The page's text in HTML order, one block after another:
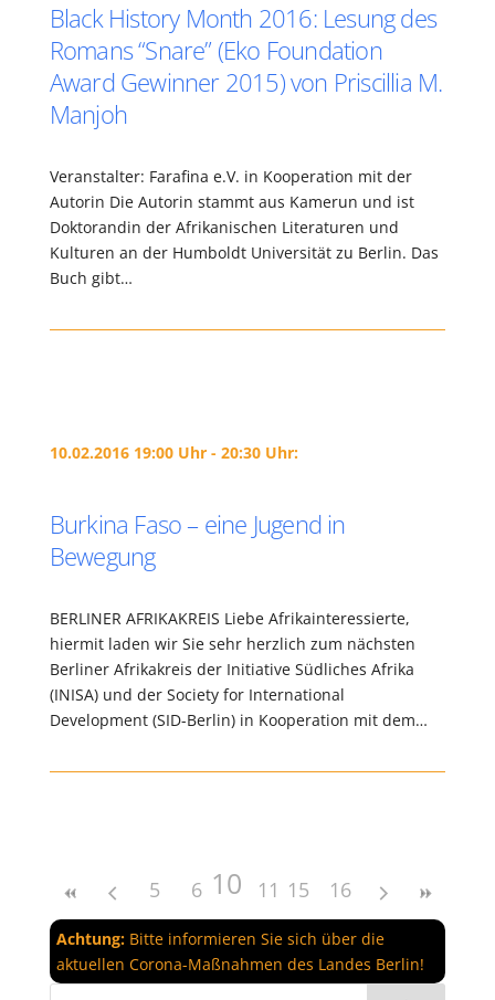
Black History Month 2016: Lesung des
Romans “Snare” (Eko Foundation
Award Gewinner 2015) von Priscillia M.
Manjoh
Veranstalter: Farafina e.V. in Kooperation mit der
Autorin Die Autorin stammt aus Kamerun und ist
Doktorandin der Afrikanischen Literaturen und
Kulturen an der Humboldt Universität zu Berlin. Das
Buch gibt…
10.02.2016 19:00 Uhr - 20:30 Uhr:
Burkina Faso – eine Jugend in
Bewegung
BERLINER AFRIKAKREIS Liebe Afrikainteressierte,
hiermit laden wir Sie sehr herzlich zum nächsten
Berliner Afrikakreis der Initiative Südliches Afrika
(INISA) und der Society for International
Development (SID-Berlin) in Kooperation mit dem…
5 6 7 8
10 11 12 13 14
15 16
Achtung:Bitte informieren Sie sich über die
aktuellen Corona-Maßnahmen des Landes Berlin!